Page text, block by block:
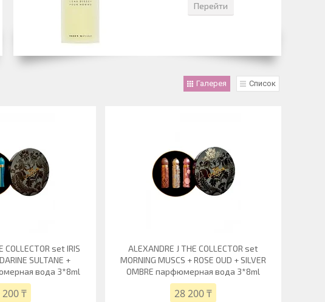
Перейти
Галерея Список
COLLECTOR set IRIS
SULTANE +
вода 3*8ml
200 ₸
ALEXANDRE J THE COLLECTOR set
MORNING MUSCS + ROSE OUD + SILVER
OMBRE парфюмерная вода 3*8ml
28 200 ₸